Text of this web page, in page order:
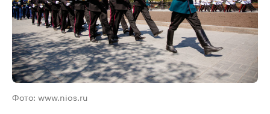
Фото: www.nios.ru